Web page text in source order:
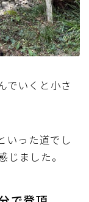
でいくと小さ
いった道でし
ました。